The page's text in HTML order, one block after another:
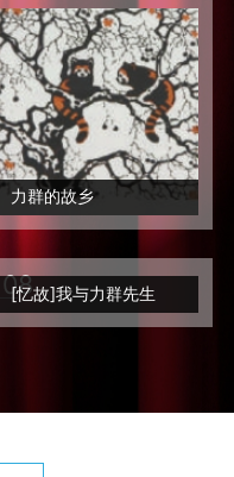
力群的故乡
08
[忆故]我与力群先生